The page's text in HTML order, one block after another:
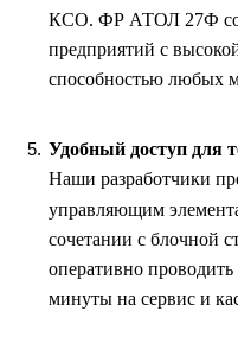
КСО. ФР АТОЛ 27Ф
предприятий с
способностью любых
Удобный доступ для
Наши разработчики
управляющим
сочетании с блочной
оперативно
минуты на сервис и